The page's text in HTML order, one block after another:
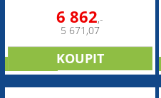
6 862,-
5 671,07